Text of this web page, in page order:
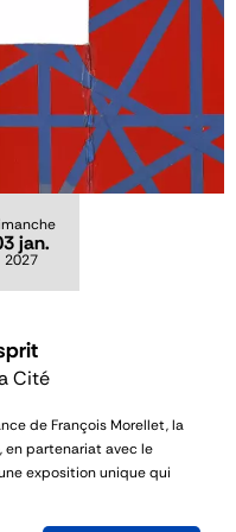
jan.
2027
Cité
de François Morellet, la
en partenariat avec le
exposition unique qui